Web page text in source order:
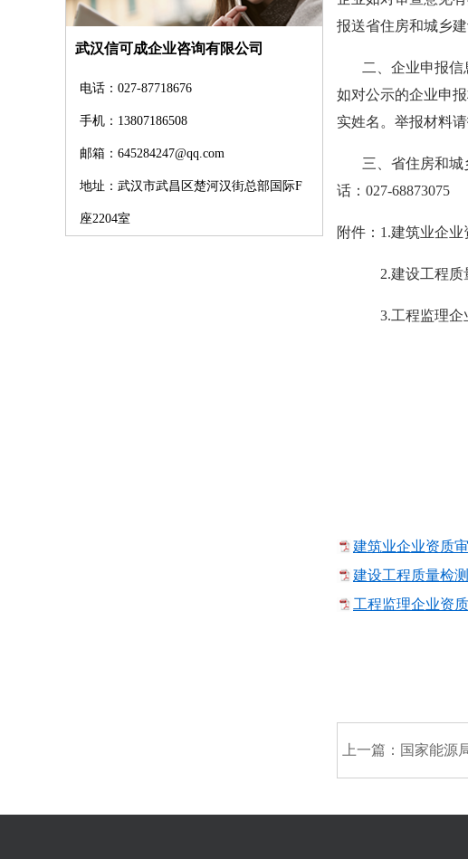
武汉信可成企业咨询有限公司
电话：027-87718676
手机：13807186508
邮箱：645284247@qq.com
地址：武汉市武昌区楚河汉街总部国际F
座2204室
报送省住房和城乡
二、企业申报信息
如对公示的企业申
实姓名。举报材料
三、省住房和城乡
话：027-68873075
附件：1.建筑业企
2.建设工程质量
3.工程监理企业
建筑业企业资质
建设工程质量检
工程监理企业资
上一篇： 国家能源